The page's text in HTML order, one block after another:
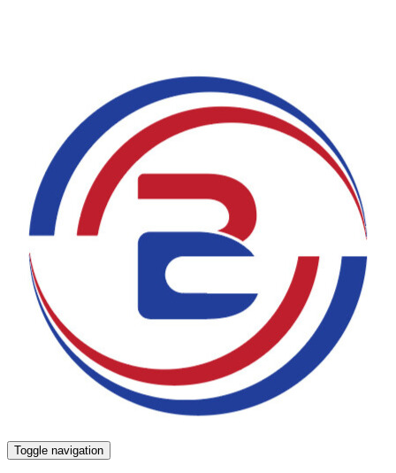
Toggle navigation